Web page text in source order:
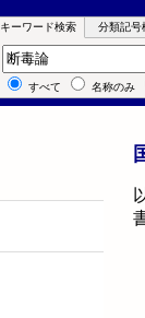
キーワード検索 分類記号
キーワード検索
すべて 名称のみ